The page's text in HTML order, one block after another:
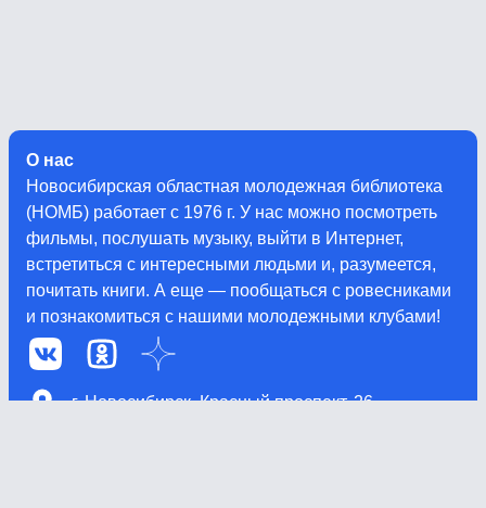
г. Новосибирск, Красный проспект, 26
О нас
Новосибирская областная молодежная библиотека
(НОМБ) работает с 1976 г. У нас можно посмотреть
фильмы, послушать музыку, выйти в Интернет,
встретиться с интересными людьми и, разумеется,
почитать книги. А еще — пообщаться с ровесниками
и познакомиться с нашими молодежными клубами!